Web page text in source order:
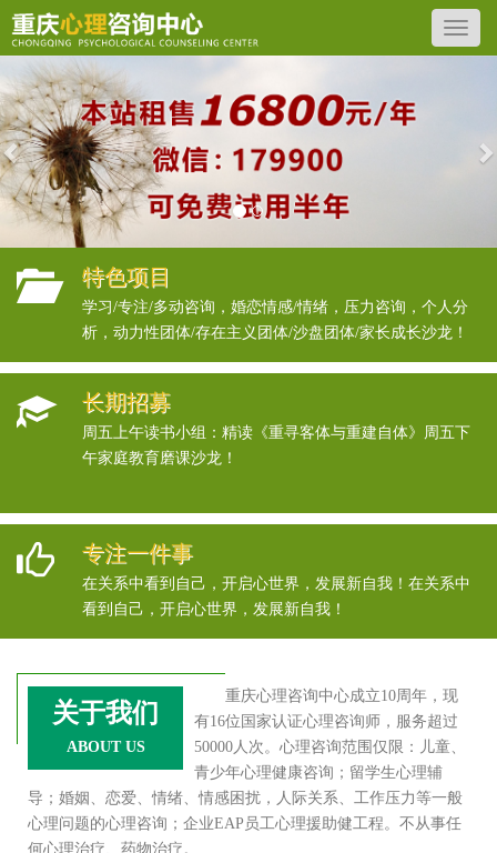
Previous
特色项目
学习/专注/多动咨询，婚恋情感/情绪，压力咨询，个人分
析，动力性团体/存在主义团体/沙盘团体/家长成长沙龙！
长期招募
周五上午读书小组：精读《重寻客体与重建自体》周五下
午家庭教育磨课沙龙！
专注一件事
在关系中看到自己，开启心世界，发展新自我！在关系中
看到自己，开启心世界，发展新自我！
关于我们
ABOUT US
重庆心理咨询中心成立10周年，现
有16位国家认证心理咨询师，服务超过
50000人次。心理咨询范围仅限：儿童、
青少年心理健康咨询；留学生心理辅
导；婚姻、恋爱、情绪、情感困扰，人际关系、工作压力等一般
心理问题的心理咨询；企业EAP员工心理援助健工程。不从事任
何心理治疗、药物治疗。